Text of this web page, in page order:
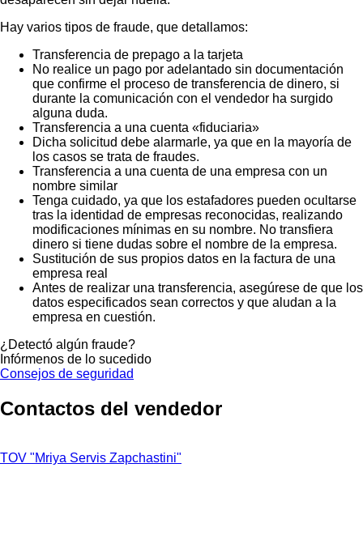
Hay varios tipos de fraude, que detallamos:
Transferencia de prepago a la tarjeta
No realice un pago por adelantado sin documentación
que confirme el proceso de transferencia de dinero, si
durante la comunicación con el vendedor ha surgido
alguna duda.
Transferencia a una cuenta «fiduciaria»
Dicha solicitud debe alarmarle, ya que en la mayoría de
los casos se trata de fraudes.
Transferencia a una cuenta de una empresa con un
nombre similar
Tenga cuidado, ya que los estafadores pueden ocultarse
tras la identidad de empresas reconocidas, realizando
modificaciones mínimas en su nombre. No transfiera
dinero si tiene dudas sobre el nombre de la empresa.
Sustitución de sus propios datos en la factura de una
empresa real
Antes de realizar una transferencia, asegúrese de que los
datos especificados sean correctos y que aludan a la
empresa en cuestión.
¿Detectó algún fraude?
Infórmenos de lo sucedido
Consejos de seguridad
Contactos del vendedor
TOV "Mriya Servis Zapchastini"